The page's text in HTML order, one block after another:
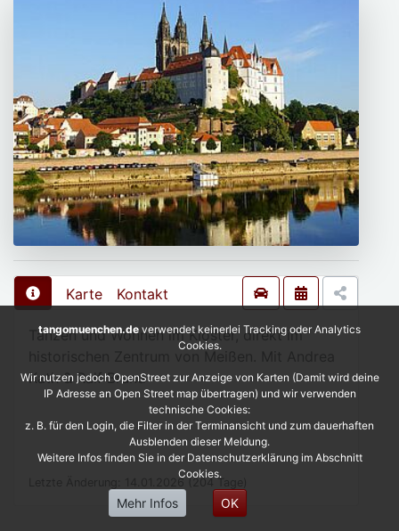
Karte Kontakt
Tanzen und Wohnen im Kloster, direkt im
Kath & Ralf Brand
Letzte Änderung: 14.01.2026 (204 Tage)
tangomuenchen.de verwendet keinerlei Tracking oder Analytics
Cookies.
Wir nutzen jedoch OpenStreet zur Anzeige von Karten (Damit wird deine
IP Adresse an Open Street map übertragen) und wir verwenden
technische Cookies:
z. B. für den Login, die Filter in der Terminansicht und zum dauerhaften
Ausblenden dieser Meldung.
Weitere Infos finden Sie in der Datenschutzerklärung im Abschnitt
Cookies.
Mehr Infos OK